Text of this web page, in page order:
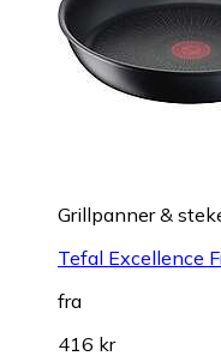
Grillpanner &
Tefal Excellence
fra
416 kr